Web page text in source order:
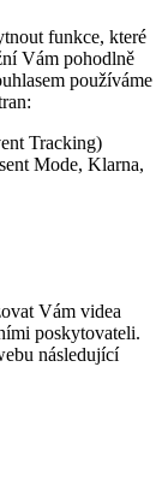
funkce, které
Vám pohodlně
používáme
Tracking)
Mode, Klarna,
Vám videa
poskytovateli.
následující